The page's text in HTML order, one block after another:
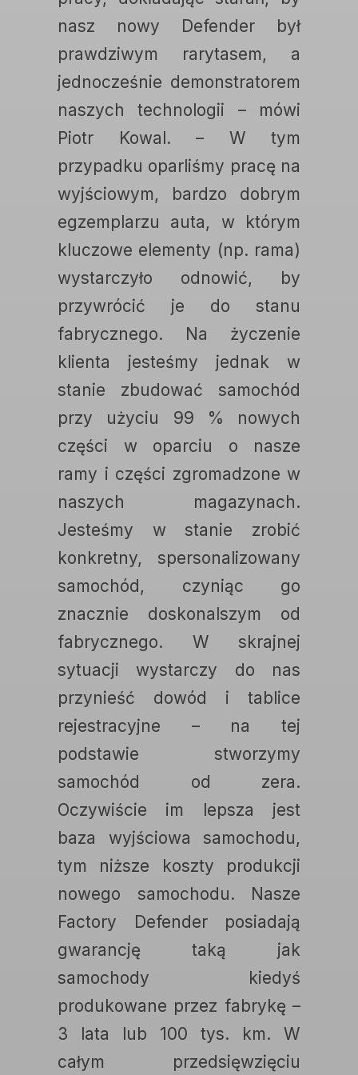
nasz nowy Defender był
prawdziwym rarytasem, a
jednocześnie demonstratorem
naszych technologii – mówi
Piotr Kowal. – W tym
przypadku oparliśmy pracę na
wyjściowym, bardzo dobrym
egzemplarzu auta, w którym
kluczowe elementy (np. rama)
wystarczyło odnowić, by
przywrócić je do stanu
fabrycznego. Na życzenie
klienta jesteśmy jednak w
stanie zbudować samochód
przy użyciu 99 % nowych
części w oparciu o nasze
ramy i części zgromadzone w
naszych magazynach.
Jesteśmy w stanie zrobić
konkretny, spersonalizowany
samochód, czyniąc go
znacznie doskonalszym od
fabrycznego. W skrajnej
sytuacji wystarczy do nas
przynieść dowód i tablice
rejestracyjne – na tej
podstawie stworzymy
samochód od zera.
Oczywiście im lepsza jest
baza wyjściowa samochodu,
tym niższe koszty produkcji
nowego samochodu. Nasze
Factory Defender posiadają
gwarancję taką jak
samochody kiedyś
produkowane przez fabrykę –
3 lata lub 100 tys. km. W
całym przedsięwzięciu